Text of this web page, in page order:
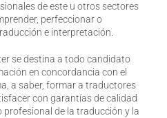
de este u otros sectores
perfeccionar o
e interpretación.
se destina a todo candidato
en concordancia con el
a saber, formar a traductores
con garantías de calidad
profesional de la traducción y la